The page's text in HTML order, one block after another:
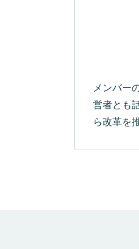
メンバー
営者とも
ら改革を